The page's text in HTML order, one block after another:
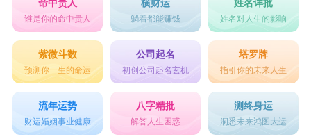
摩羯男：
1 你除了工作还会干嘛?
2 你就不能送些浪漫的东西给我吗?
3 你再不陪我我要跟别人走了!
4 工作重要还是我重要?
命中贵人
谁是你的命中贵人
横财运
躺着都能赚钱
姓名详批
姓名对人生的影响
紫微斗数
预测你一生的命运
公司起名
初创公司起名玄机
塔罗牌
指引你的未来人生
流年运势
财运婚姻事业健康
八字精批
解答人生困惑
测终身运
洞悉未来鸿图大运